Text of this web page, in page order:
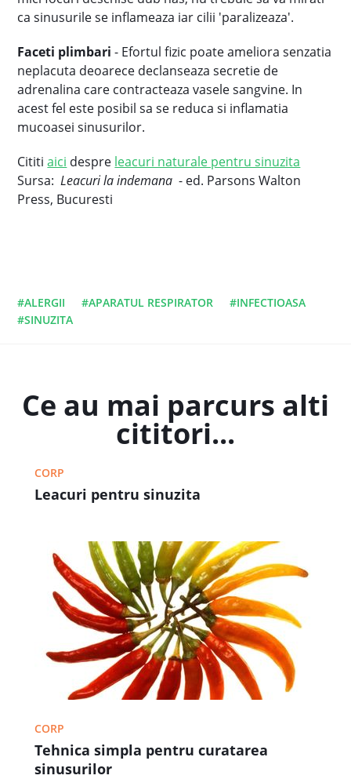
ca sinusurile se inflameaza iar cilii 'paralizeaza'.
Faceti plimbari - Efortul fizic poate ameliora senzatia
neplacuta deoarece declanseaza secretie de
adrenalina care contracteaza vasele sangvine. In
acest fel este posibil sa se reduca si inflamatia
mucoasei sinusurilor.
Cititiaici despre leacuri naturale pentru sinuzita
Sursa: Leacuri la indemana - ed. Parsons Walton
Press, Bucuresti
#ALERGII #APARATUL RESPIRATOR
#INFECTIOASA
#SINUZITA
Ce au mai parcurs alti
cititori...
CORP
Leacuri pentru sinuzita
CORP
Tehnica simpla pentru curatarea
sinusurilor